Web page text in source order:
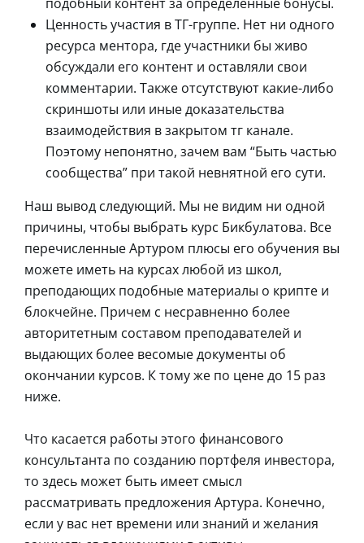
Ценность участия в ТГ-группе. Нет ни одного
ресурса ментора, где участники бы живо
обсуждали его контент и оставляли свои
комментарии. Также отсутствуют какие-либо
скриншоты или иные доказательства
взаимодействия в закрытом тг канале.
Поэтому непонятно, зачем вам “Быть частью
сообщества” при такой невнятной его сути.
Наш вывод следующий. Мы не видим ни одной
причины, чтобы выбрать курс Бикбулатова. Все
перечисленные Артуром плюсы его обучения вы
можете иметь на курсах любой из школ,
преподающих подобные материалы о крипте и
блокчейне. Причем с несравненно более
авторитетным составом преподавателей и
выдающих более весомые документы об
окончании курсов. К тому же по цене до 15 раз
ниже.
Что касается работы этого финансового
консультанта по созданию портфеля инвестора,
то здесь может быть имеет смысл
рассматривать предложения Артура. Конечно,
если у вас нет времени или знаний и желания